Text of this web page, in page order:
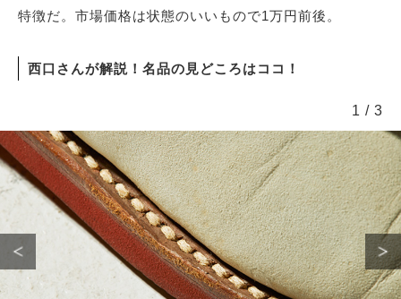
特徴だ。市場価格は状態のいいもので1万円前後。
西口さんが解説！名品の見どころはココ！
1 / 3